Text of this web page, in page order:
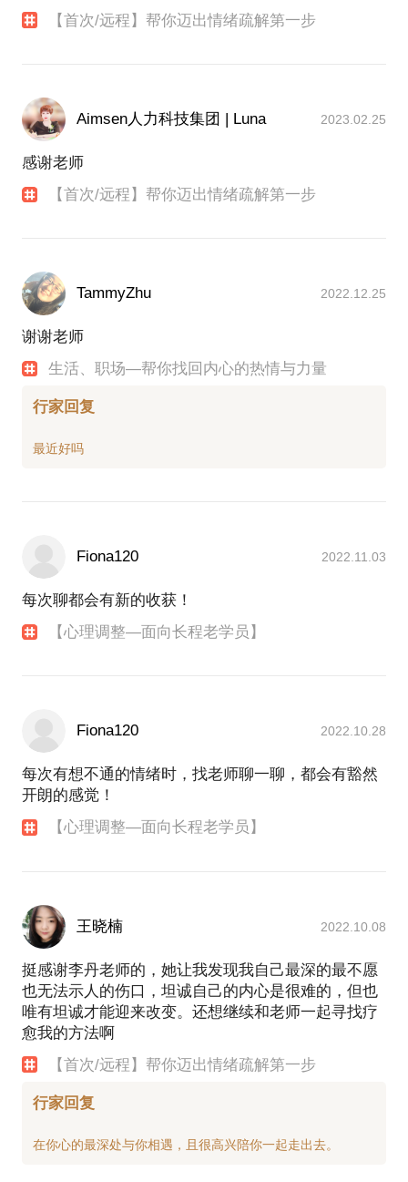
【首次/远程】帮你迈出情绪疏解第一步
Aimsen人力科技集团 | Luna 2023.02.25
感谢老师
【首次/远程】帮你迈出情绪疏解第一步
TammyZhu 2022.12.25
谢谢老师
生活、职场—帮你找回内心的热情与力量
行家回复
Fiona120 2022.11.03
每次聊都会有新的收获！
【心理调整—面向长程老学员】
Fiona120 2022.10.28
每次有想不通的情绪时，找老师聊一聊，都会有豁然
开朗的感觉！
【心理调整—面向长程老学员】
王晓楠 2022.10.08
挺感谢李丹老师的，她让我发现我自己最深的最不愿
也无法示人的伤口，坦诚自己的内心是很难的，但也
唯有坦诚才能迎来改变。还想继续和老师一起寻找疗
愈我的方法啊
【首次/远程】帮你迈出情绪疏解第一步
行家回复